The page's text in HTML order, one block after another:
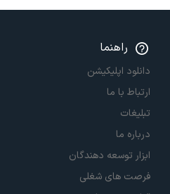
راهنما
دانلود اپلیکیشن
ارتباط با ما
تبلیغات
درباره ما
ابزار توسعه دهندگان
فرصت های شغلی